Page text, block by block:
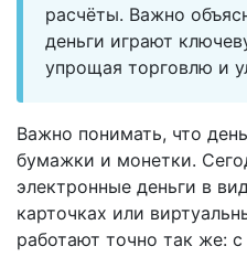
расчёты. Важно
деньги играют
упрощая торговлю и
Важно понимать, что
бумажки и монетки.
электронные деньги в
карточках или
работают точно так же: